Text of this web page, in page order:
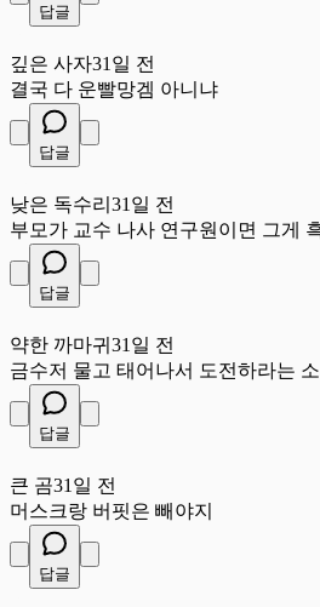
답글
깊은 사자31일 전
결국 다 운빨망겜 아니냐
답글
낮은 독수리 31일 전
부모가 교수 나사 연구원이면 그게
답글
약한 까마귀 31일 전
금수저 물고 태어나서 도전하라는
답글
큰 곰31일 전
머스크랑 버핏은 빼야지
답글